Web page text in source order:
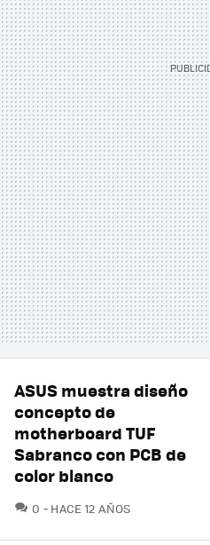
ASUS muestra diseño
concepto de
motherboard TUF
Sabranco con PCB de
color blanco
0 COMENTARIOS
HACE 12 AÑOS